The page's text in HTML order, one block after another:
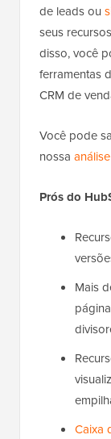
de leads ou
seus
disso, você
ferramentas
CRM de
Você pode
nossa
Prós do
Mais
Caixa